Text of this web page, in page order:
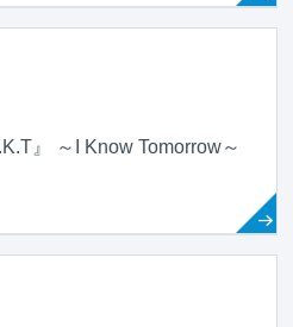
』 ～I Know Tomorrow～